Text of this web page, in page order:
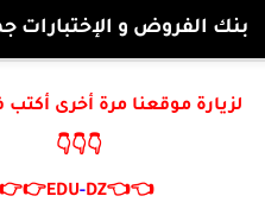
بنك الفروض و الإختبارات
لزيارة موقعنا مرة أخرى
👇👇👇
👈👈
EDU-DZ
👉👉